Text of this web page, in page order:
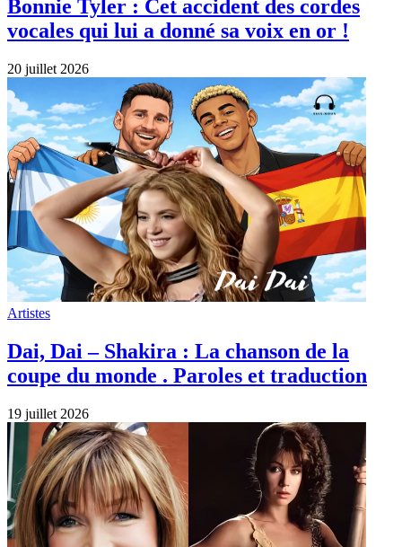
Bonnie Tyler : Cet accident des cordes
vocales qui lui a donné sa voix en or !
20 juillet 2026
Artistes
Dai, Dai – Shakira : La chanson de la
coupe du monde . Paroles et traduction
19 juillet 2026